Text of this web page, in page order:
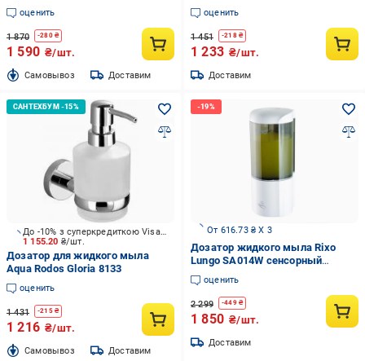
оценить
1 870 -280₴
1 590 ₴/шт.
Cамовывоз Доставим
оценить
1 451 -218₴
1 233 ₴/шт.
Доставим
1 155.20 ₴/шт.
До -10% з суперкредиткою Visa Вигода
Дозатор для жидкого мыла
Aqua Rodos Gloria 8133
оценить
1 431 -215₴
1 216 ₴/шт.
Cамовывоз Доставим
От 616.73 ₴ X 3
Дозатор жидкого мыла Rixo
Lungo SA014W сенсорный
(SA014W)
оценить
2 299 -449₴
1 850 ₴/шт.
Доставим